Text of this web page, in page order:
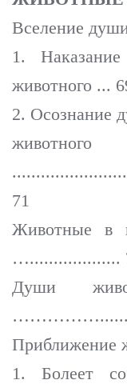
Вселение
1.
животного ...
2. Осознание
животного
71
Животные
…...................
Души
Приближение
1.